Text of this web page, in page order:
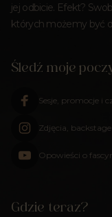
jej odbicie. Efekt?
których możemy być
Śledź moje
Sesje, promocje i
Zdjęcia,
Opowieści o
Gdzie teraz?